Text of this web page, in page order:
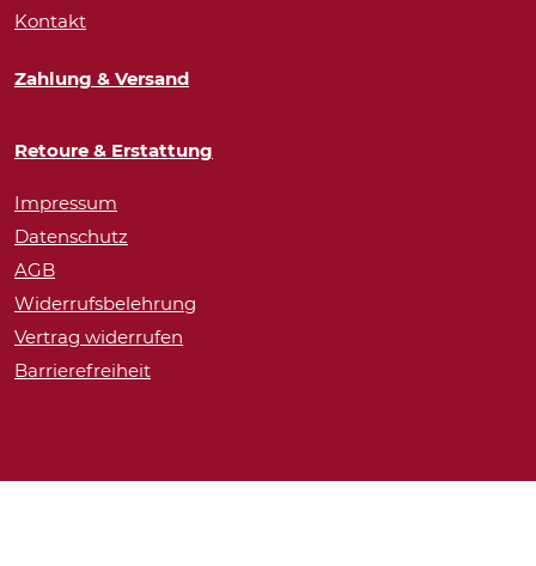
Kontakt
Zahlung & Versand
Retoure & Erstattung
Impressum
Datenschutz
AGB
Widerrufsbelehrung
Vertrag widerrufen
Barrierefreiheit